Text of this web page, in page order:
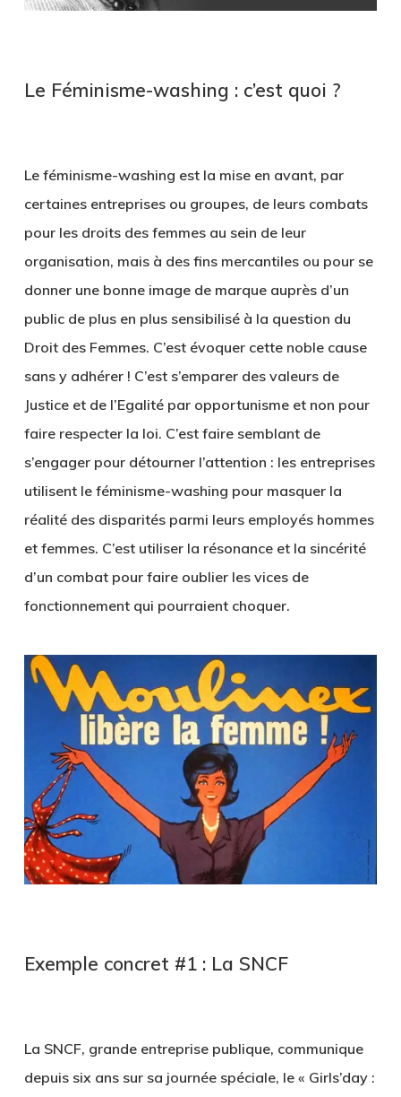
Le Féminisme-washing : c’est quoi ?
Le féminisme-washing est la mise en avant, par
certaines entreprises ou groupes, de leurs combats
pour les droits des femmes au sein de leur
organisation, mais à des fins mercantiles ou pour se
donner une bonne image de marque auprès d’un
public de plus en plus sensibilisé à la question du
Droit des Femmes. C’est évoquer cette noble cause
sans y adhérer ! C’est s’emparer des valeurs de
Justice et de l’Egalité par opportunisme et non pour
faire respecter la loi. C’est faire semblant de
s’engager pour détourner l’attention : les entreprises
utilisent le féminisme-washing pour masquer la
réalité des disparités parmi leurs employés hommes
et femmes. C’est utiliser la résonance et la sincérité
d’un combat pour faire oublier les vices de
fonctionnement qui pourraient choquer.
Exemple concret #1 : La SNCF
La SNCF, grande entreprise publique, communique
depuis six ans sur sa journée spéciale, le « Girls’day :